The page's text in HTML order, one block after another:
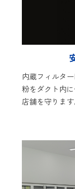
内蔵フィルタ
粉をダクト内
店舗を守りま